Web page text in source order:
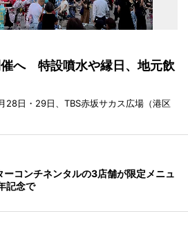
催へ 特設噴水や縁日、地元飲
28日・29日、TBS赤坂サカス広場（港区
ーコンチネンタルの3店舗が限定メニュ
記念で